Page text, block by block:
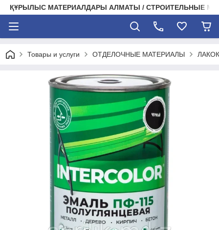
ҚҰРЫЛЫС МАТЕРИАЛДАРЫ АЛМАТЫ / СТРОИТЕЛЬНЫЕ
Товары и услуги ОТДЕЛОЧНЫЕ МАТЕРИАЛЫ